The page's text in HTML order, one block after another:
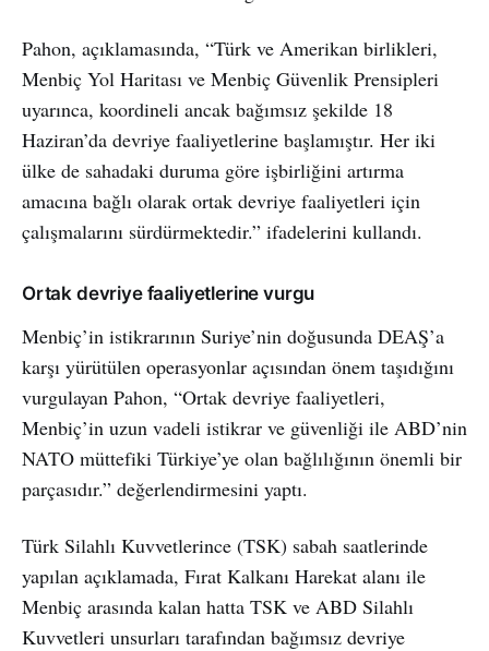
Pahon, açıklamasında, “Türk ve Amerikan birlikleri,
Menbiç Yol Haritası ve Menbiç Güvenlik Prensipleri
uyarınca, koordineli ancak bağımsız şekilde 18
Haziran’da devriye faaliyetlerine başlamıştır. Her iki
ülke de sahadaki duruma göre işbirliğini artırma
amacına bağlı olarak ortak devriye faaliyetleri için
çalışmalarını sürdürmektedir.” ifadelerini kullandı.
Ortak devriye faaliyetlerine vurgu
Menbiç’in istikrarının Suriye’nin doğusunda DEAŞ’a
karşı yürütülen operasyonlar açısından önem taşıdığını
vurgulayan Pahon, “Ortak devriye faaliyetleri,
Menbiç’in uzun vadeli istikrar ve güvenliği ile ABD’nin
NATO müttefiki Türkiye’ye olan bağlılığının önemli bir
parçasıdır.” değerlendirmesini yaptı.
Türk Silahlı Kuvvetlerince (TSK) sabah saatlerinde
yapılan açıklamada, Fırat Kalkanı Harekat alanı ile
Menbiç arasında kalan hatta TSK ve ABD Silahlı
Kuvvetleri unsurları tarafından bağımsız devriye